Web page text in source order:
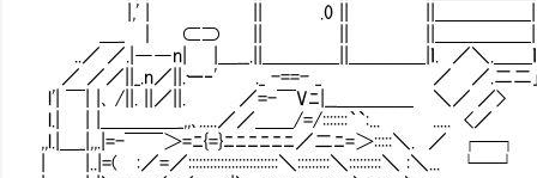
|,' | || .0 || ||＿＿＿＿＿
＿_ ｜ ⊂⊃ || || ||＿＿＿＿
..／ ／.|――n| |＿__.||＿＿＿＿||＿＿＿＿|ｌ.
／ ／／||_.n／||.ー‐' ._ -==- _ ／ ／.二二｣|＿||
l'| ￣| |､ /||. ||／||. ／=-￣Vﾆ|__＿＿＿＿ ＼／ ／>
l.| | |＿＿＿＿_,,､.....／／＿＿/=/:::::::｀`:... ..... <／
,,l.|＿_|,,.|=-￣￣＞=ﾆ{=}ﾆﾆﾆﾆﾆﾆ／二ﾆ=＞:::::＼. ／ ┌─┐
| |..|=( :／=／:::::::::::::::::::::::::＼:::::::::＼:::::::::＼ :＼... └─┘